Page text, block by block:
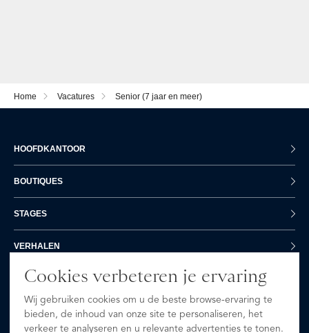
Home Vacatures Senior (7 jaar en meer)
HOOFDKANTOOR
BOUTIQUES
STAGES
VERHALEN
VACATURES
CONTACT
+31 20 7403222
Cookies verbeteren je ervaring
Wij gebruiken cookies om u de beste browse-ervaring te
bieden, de inhoud van onze site te personaliseren, het
verkeer te analyseren en u relevante advertenties te tonen.